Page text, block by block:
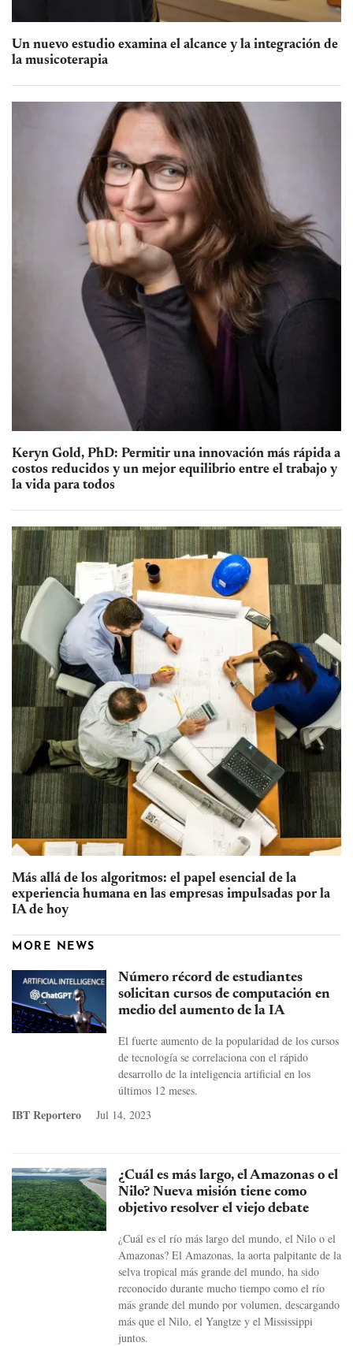
Un nuevo estudio examina el alcance y la integración de
la musicoterapia
Keryn Gold, PhD: Permitir una innovación más rápida a
costos reducidos y un mejor equilibrio entre el trabajo y
la vida para todos
Más allá de los algoritmos: el papel esencial de la
experiencia humana en las empresas impulsadas por la
IA de hoy
MORE NEWS
Número récord de estudiantes
solicitan cursos de computación en
medio del aumento de la IA
El fuerte aumento de la popularidad de los cursos
de tecnología se correlaciona con el rápido
desarrollo de la inteligencia artificial en los
últimos 12 meses.
IBT Reportero Jul 14, 2023
¿Cuál es más largo, el Amazonas o el
Nilo? Nueva misión tiene como
objetivo resolver el viejo debate
¿Cuál es el río más largo del mundo, el Nilo o el
Amazonas? El Amazonas, la aorta palpitante de la
selva tropical más grande del mundo, ha sido
reconocido durante mucho tiempo como el río
más grande del mundo por volumen, descargando
más que el Nilo, el Yangtze y el Mississippi
juntos.